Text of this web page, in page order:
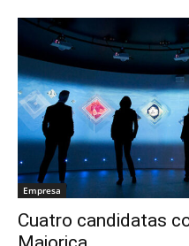
Empresa
Cuatro candidatas